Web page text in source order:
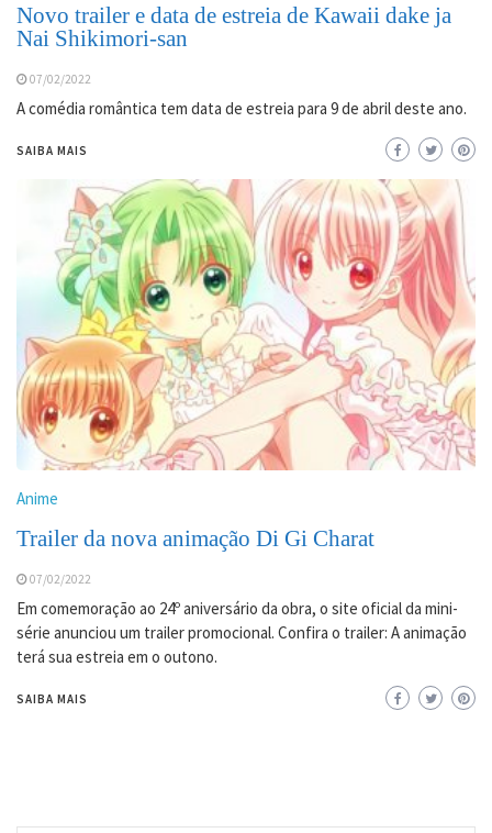
Novo trailer e data de estreia de Kawaii dake ja
Nai Shikimori-san
07/02/2022
A comédia romântica tem data de estreia para 9 de abril deste ano.
SAIBA MAIS
Anime
Trailer da nova animação Di Gi Charat
07/02/2022
Em comemoração ao 24º aniversário da obra, o site oficial da mini-
série anunciou um trailer promocional. Confira o trailer: A animação
terá sua estreia em o outono.
SAIBA MAIS